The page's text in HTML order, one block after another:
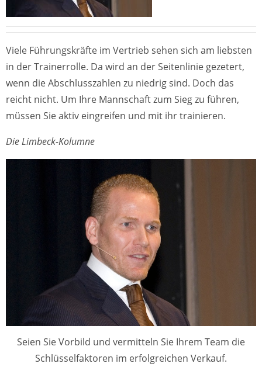
Viele Führungskräfte im Vertrieb sehen sich am liebsten
in der Trainerrolle. Da wird an der Seitenlinie gezetert,
wenn die Abschlusszahlen zu niedrig sind. Doch das
reicht nicht. Um Ihre Mannschaft zum Sieg zu führen,
müssen Sie aktiv eingreifen und mit ihr trainieren.
Die Limbeck-Kolumne
Seien Sie Vorbild und vermitteln Sie Ihrem Team die
Schlüsselfaktoren im erfolgreichen Verkauf.